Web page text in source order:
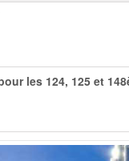
les 124, 125 et